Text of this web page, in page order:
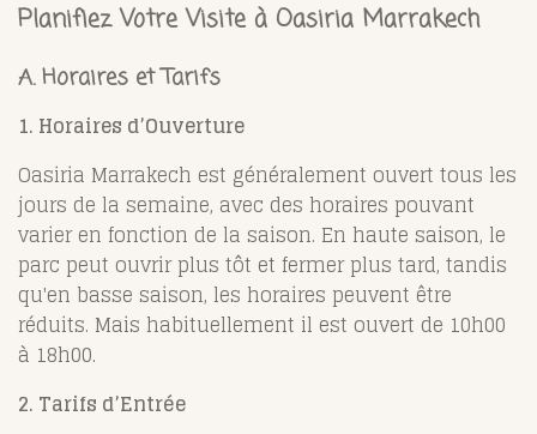
Planifiez Votre Visite à Oasiria Marrakech
A. Horaires et Tarifs
1. Horaires d’Ouverture
Oasiria Marrakech est généralement ouvert tous les
jours de la semaine, avec des horaires pouvant
varier en fonction de la saison. En haute saison, le
parc peut ouvrir plus tôt et fermer plus tard, tandis
qu'en basse saison, les horaires peuvent être
réduits. Mais habituellement il est ouvert de 10h00
à 18h00.
2. Tarifs d’Entrée